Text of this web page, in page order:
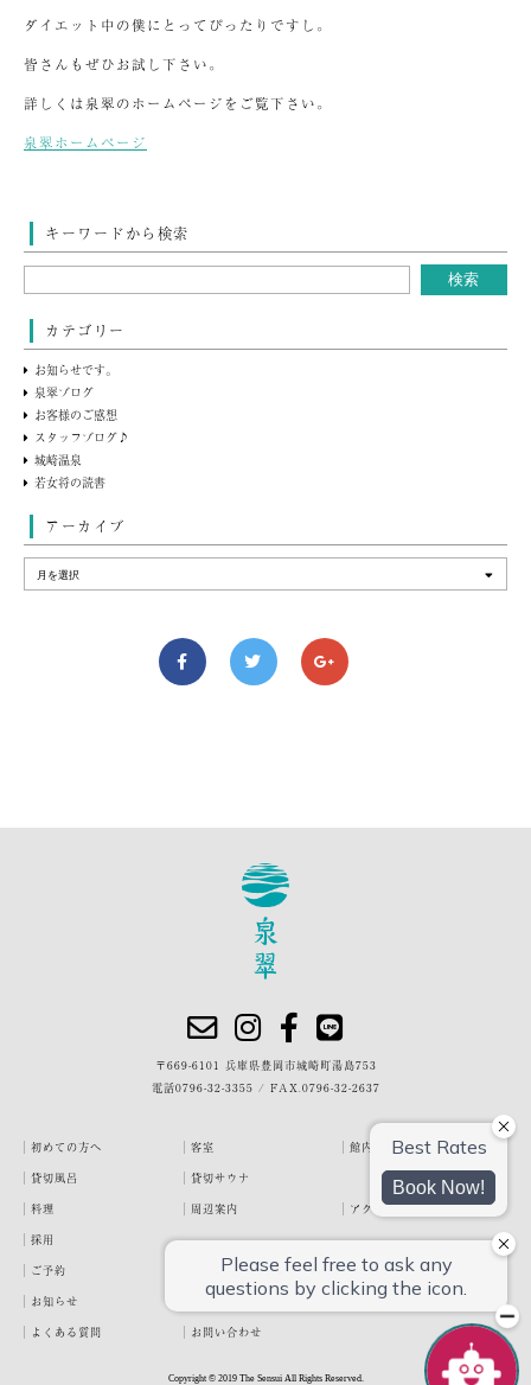
ダイエット中の僕にとってぴったりですし。
皆さんもぜひお試し下さい。
詳しくは泉翠のホームページをご覧下さい。
泉翠ホームページ
キーワードから検索
カテゴリー
お知らせです。
泉翠ブログ
お客様のご感想
スタッフブログ♪
城崎温泉
若女将の読書
アーカイブ
〒669-6101 兵庫県豊岡市城崎町湯島753
電話0796-32-3355 / FAX.0796-32-2637
初めての方へ 客室
館内・施設
貸切風呂
貸切サウナ
料理
周辺案内
アクセス
採用
ご予約
宿泊約款
プライバシーポリシー
お知らせ
お客様の声
泉翠ブログ
よくある質問
お問い合わせ
Copyright © 2019 The Sensui All Rights Reserved.